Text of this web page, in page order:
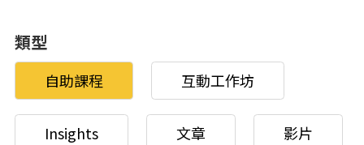
類型
自助課程 互動工作坊
Insights 文章 影片